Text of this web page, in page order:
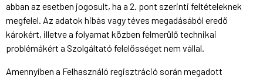
abban az esetben jogosult, ha a 2. pont szerinti feltételeknek
megfelel. Az adatok hibás vagy téves megadásából eredő
károkért, illetve a folyamat közben felmerülő technikai
problémákért a Szolgáltató felelősséget nem vállal.
Amennyiben a Felhasználó regisztráció során megadott